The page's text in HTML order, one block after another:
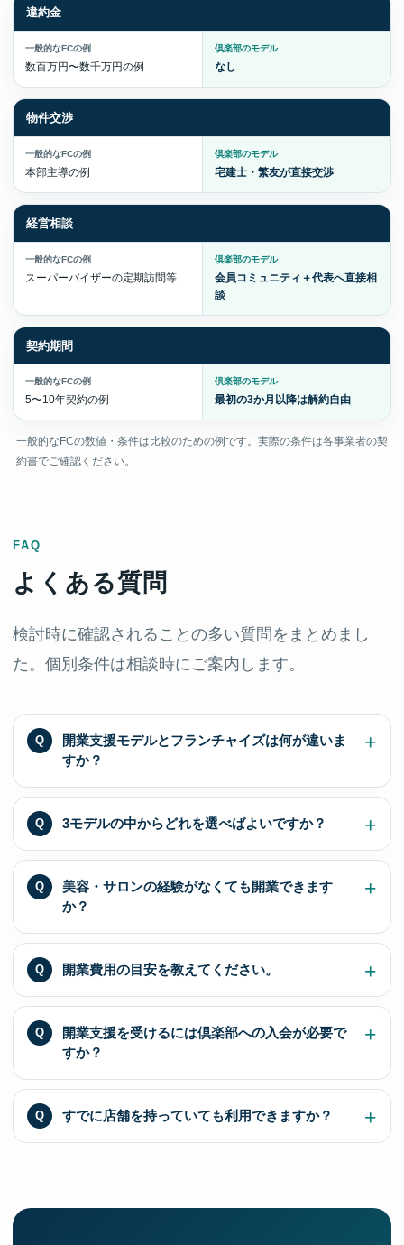
違約金
数百万円〜数千万円の例 なし
物件交渉
本部主導の例 宅建士・繁友が直接交渉
経営相談
スーパーバイザーの定期訪問等
会員コミュニティ＋代表へ直接相
談
契約期間
5〜10年契約の例 最初の3か月以降は解約自由
一般的なFCの数値・条件は比較のための例です。実際の条件は各事業者の契
約書でご確認ください。
FAQ
よくある質問
検討時に確認されることの多い質問をまとめまし
た。個別条件は相談時にご案内します。
開業支援モデルとフランチャイズは何が違いま
すか？
3モデルの中からどれを選べばよいですか？
美容・サロンの経験がなくても開業できます
か？
開業費用の目安を教えてください。
開業支援を受けるには倶楽部への入会が必要で
すか？
すでに店舗を持っていても利用できますか？